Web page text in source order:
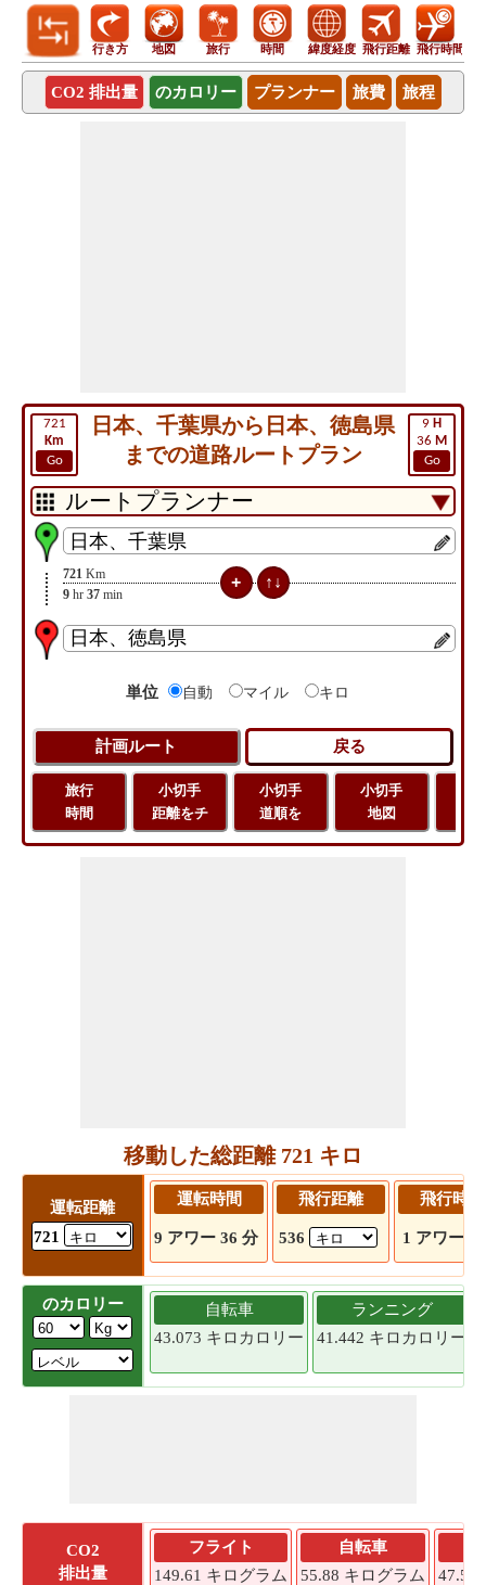
行き方 地図 旅行 時間 緯度経度 飛行距離 飛行時間
CO2 排出量 のカロリー プランナー 旅費 旅程
721
Km
Go
9 H
36 M
Go
日本、千葉県から日本、徳島県
までの道路ルートプラン
721 Km
9 hr 37 min
単位 自動 マイル キロ
旅行
時間
小切手
距離をチ
小切手
道順を
小切手
地図
移動した総距離 721 キロ
運転距離
721
運転時間
9 アワー 36 分
飛行距離
536
飛行時間
1 アワー 9
のカロリー
自転車
43.073 キロカロリー
ランニング
41.442 キロカロリー
CO2
排出量
フライト
149.61 キログラム
自転車
55.88 キログラム
47.59